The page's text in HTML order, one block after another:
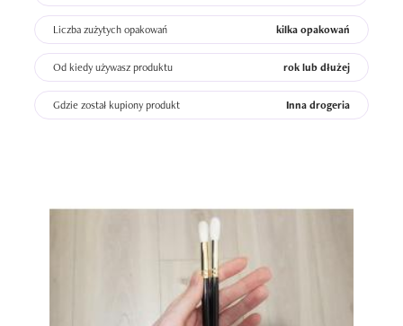
Liczba zużytych opakowań kilka opakowań
Od kiedy używasz produktu rok lub dłużej
Gdzie został kupiony produkt Inna drogeria